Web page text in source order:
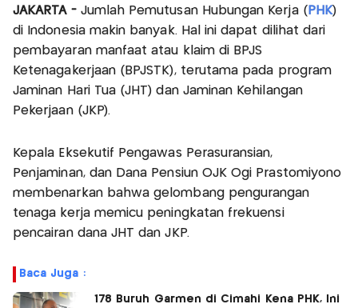
JAKARTA -Jumlah Pemutusan Hubungan Kerja ( PHK)
di Indonesia makin banyak. Hal ini dapat dilihat dari
pembayaran manfaat atau klaim di BPJS
Ketenagakerjaan (BPJSTK), terutama pada program
Jaminan Hari Tua (JHT) dan Jaminan Kehilangan
Pekerjaan (JKP).
Kepala Eksekutif Pengawas Perasuransian,
Penjaminan, dan Dana Pensiun OJK Ogi Prastomiyono
membenarkan bahwa gelombang pengurangan
tenaga kerja memicu peningkatan frekuensi
pencairan dana JHT dan JKP.
Baca Juga :
178 Buruh Garmen di Cimahi Kena PHK, Ini